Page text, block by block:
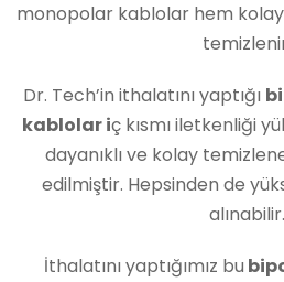
monopolar kablolar hem kolay
Dr. Tech’in ithalatını yaptığı
kablolar iç kısmı iletkenliği
dayanıklı ve kolay
edilmiştir. Hepsinden de
alınabilir.
İthalatını yaptığımız bu